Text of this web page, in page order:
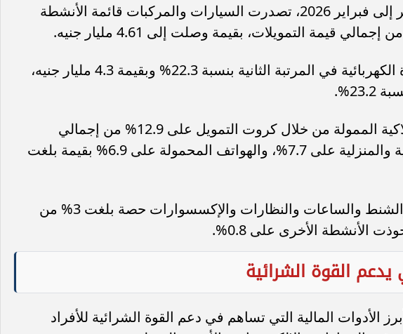
وعلى مستوى الفترة من يناير إلى فبراير 2026، تصدرت السيارات والمركبات قائمة الأنشطة
وجاءت الإلكترونيات والأجهزة الكهربائية في المرتبة الثانية بنسبة 22.3% وبقيمة 4.3 مليار جنيه،
كما استحوذت السلع الاستهلاكية الممولة من خلال كروت التمويل على 12.9% من إجمالي
التمويلات، والأجهزة الكهربائية والمنزلية على 7.7%، والهواتف المحمولة على 6.9% بقيمة بلغت
وسجلت الملابس والأحذية والشنط والساعات والنظارات والإكسسوارات حصة بلغت 3% من
الأنشطة الأخرى على 0.8%.
القوة الشرائية
الأدوات المالية التي تساهم في دعم القوة الشرائية للأفراد